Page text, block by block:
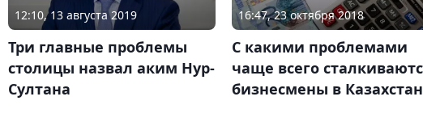
12:10, 13 августа 2019
Три главные проблемы
столицы назвал аким Нур-
Султана
16:47, 23 октября 2018
С какими проблемами
чаще всего
бизнесмены в